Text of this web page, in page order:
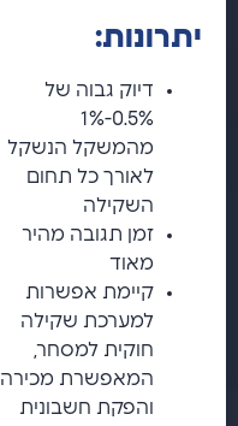
יתרונות:
דיוק גבוה של
0.5%-1%
מהמשקל הנשקל
לאורך כל תחום
השקילה
זמן תגובה מהיר
מאוד
קיימת אפשרות
למערכת שקילה
חוקית למסחר,
המאפשרת מכירה
והפקת חשבונית